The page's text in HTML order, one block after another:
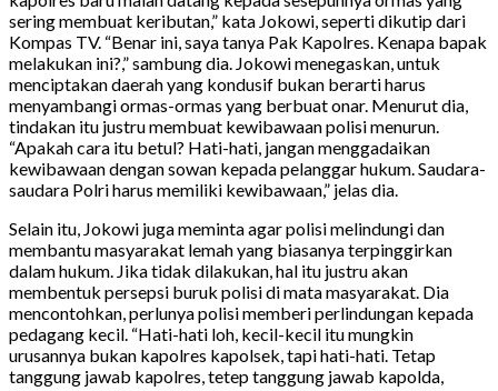
sering membuat keributan,” kata Jokowi, seperti dikutip dari
Kompas TV. “Benar ini, saya tanya Pak Kapolres. Kenapa bapak
melakukan ini?,” sambung dia. Jokowi menegaskan, untuk
menciptakan daerah yang kondusif bukan berarti harus
menyambangi ormas-ormas yang berbuat onar. Menurut dia,
tindakan itu justru membuat kewibawaan polisi menurun.
“Apakah cara itu betul? Hati-hati, jangan menggadaikan
kewibawaan dengan sowan kepada pelanggar hukum. Saudara-
saudara Polri harus memiliki kewibawaan,” jelas dia.
Selain itu, Jokowi juga meminta agar polisi melindungi dan
membantu masyarakat lemah yang biasanya terpinggirkan
dalam hukum. Jika tidak dilakukan, hal itu justru akan
membentuk persepsi buruk polisi di mata masyarakat. Dia
mencontohkan, perlunya polisi memberi perlindungan kepada
pedagang kecil. “Hati-hati loh, kecil-kecil itu mungkin
urusannya bukan kapolres kapolsek, tapi hati-hati. Tetap
tanggung jawab kapolres, tetep tanggung jawab kapolda,